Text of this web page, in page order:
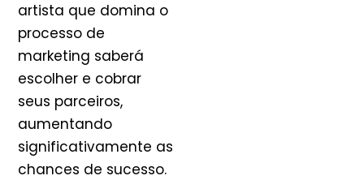
artista que domina o
processo de
marketing saberá
escolher e cobrar
seus parceiros,
aumentando
significativamente as
chances de sucesso.